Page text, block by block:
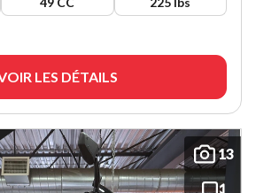
LES DÉTAILS
13